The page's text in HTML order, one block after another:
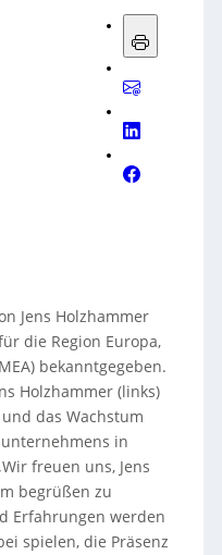
Jens Holzhammer
die Region Europa,
bekanntgegeben.
Holzhammer (links)
das Wachstum
in
freuen uns, Jens
begrüßen zu
Erfahrungen werden
spielen, die Präsenz